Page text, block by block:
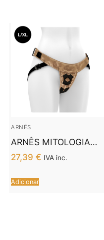
ARNÊS
ARNÊS MITOLOGIA
FANTASY – BRONZE
L/XL
27,39 € IVA inc.
Adicionar